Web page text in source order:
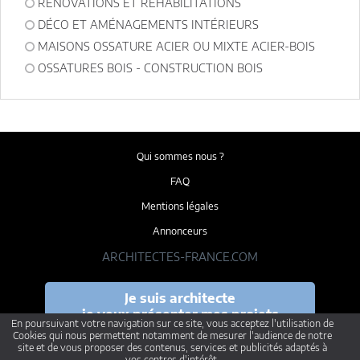
RÉNOVATIONS ET RÉHABILITATIONS
DÉCO ET AMÉNAGEMENTS INTÉRIEURS
MAISONS OSSATURE ACIER OU MIXTE ACIER-BOIS
OSSATURES BOIS - CONSTRUCTION BOIS
Qui sommes nous ?
FAQ
Mentions légales
Annonceurs
ARCHITECTES-FRANCE.COM
Je suis architecte
je veux présenter mes projets
En poursuivant votre navigation sur ce site, vous acceptez l'utilisation de
Cookies qui nous permettent notamment de mesurer l'audience de notre
site et de vous proposer des contenus, services et publicités adaptés à